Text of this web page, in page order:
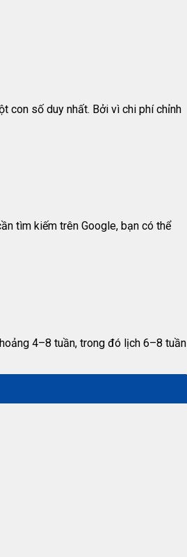
con số duy nhất. Bởi vì chi phí chỉnh
tìm kiếm trên Google, bạn có thể
4–8 tuần, trong đó lịch 6–8 tuần